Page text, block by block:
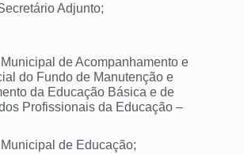
Adjunto;
de Acompanhamento e
do Fundo de Manutenção e
da Educação Básica e de
Profissionais da Educação –
de Educação;